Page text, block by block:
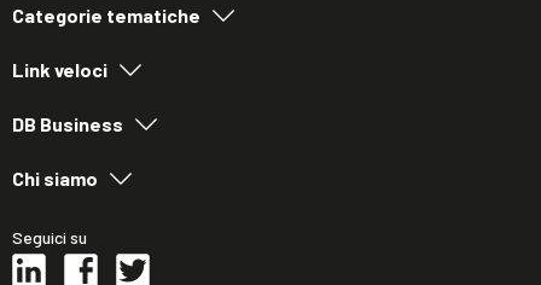
Categorie tematiche
Link veloci
DB Business
Chi siamo
Seguici su